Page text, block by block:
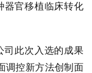
器官移植临床转化
司此次入选的成果
调控新方法创制面